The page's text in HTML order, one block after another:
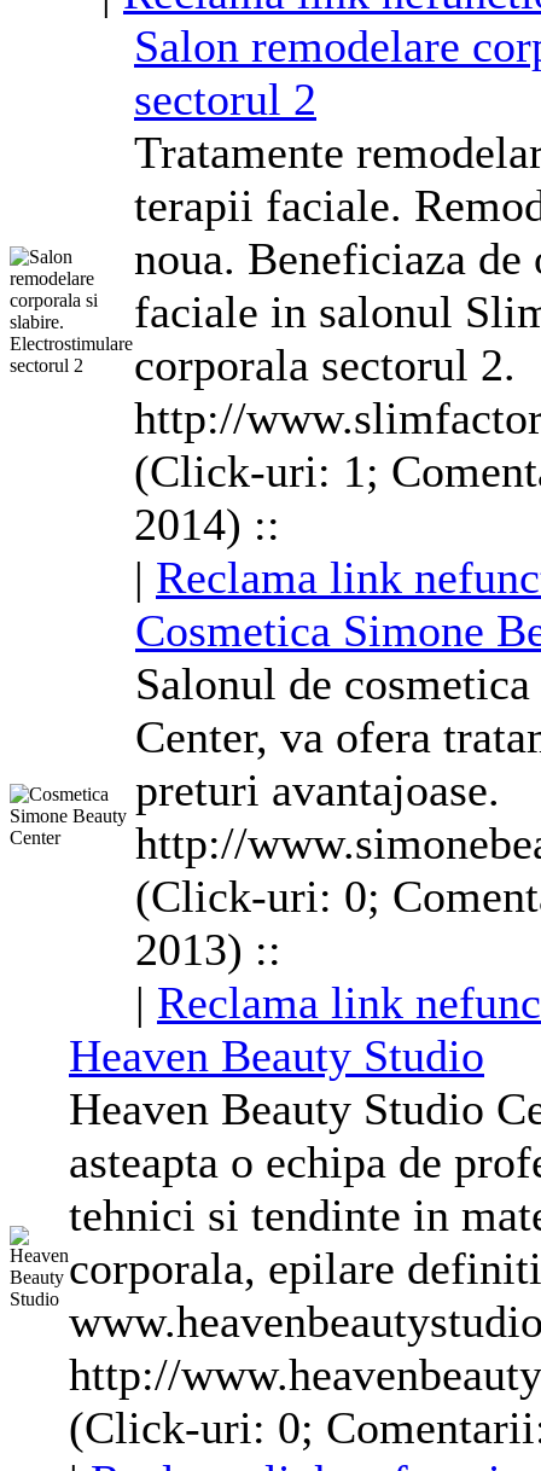
Salon remodelare
sectorul 2
Tratamente
terapii faciale.
noua. Beneficiaza
faciale in salonul
corporala sectorul 2.
http://
(Click-uri: 1;
2014) ::
| Reclama link
Cosmetica Simone
Salonul de
Center, va ofera
preturi avantajoase.
http://
(Click-uri: 0;
2013) ::
| Reclama link
Heaven Beauty Studio
Heaven Beauty Studio
asteapta o echipa de
tehnici si tendinte in
corporala, epilare
http://
(Click-uri: 0;